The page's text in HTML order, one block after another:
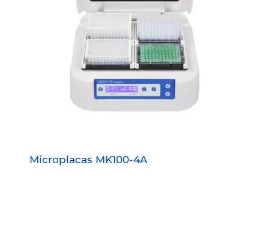
Microplacas MK100-4A